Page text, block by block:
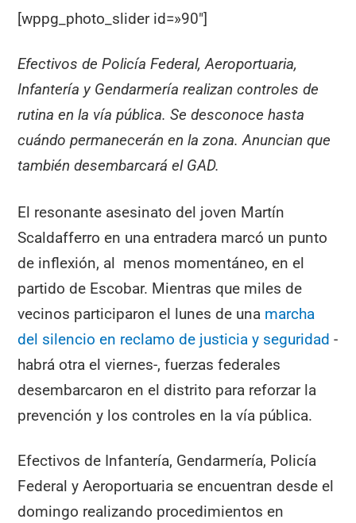
[wppg_photo_slider id=»90″]
Efectivos de Policía Federal, Aeroportuaria,
Infantería y Gendarmería realizan controles de
rutina en la vía pública. Se desconoce hasta
cuándo permanecerán en la zona. Anuncian que
también desembarcará el GAD.
El resonante asesinato del joven Martín
Scaldafferro en una entradera marcó un punto
de inflexión, al menos momentáneo, en el
partido de Escobar. Mientras que miles de
vecinos participaron el lunes de una marcha
del silencio en reclamo de justicia y seguridad -
habrá otra el viernes-, fuerzas federales
desembarcaron en el distrito para reforzar la
prevención y los controles en la vía pública.
Efectivos de Infantería, Gendarmería, Policía
Federal y Aeroportuaria se encuentran desde el
domingo realizando procedimientos en